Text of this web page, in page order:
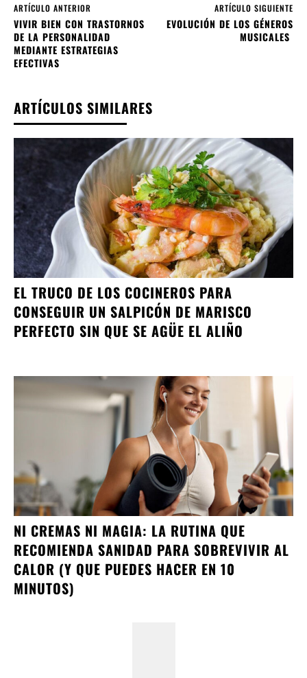
ARTÍCULO ANTERIOR
VIVIR BIEN CON TRASTORNOS
DE LA PERSONALIDAD
MEDIANTE ESTRATEGIAS
EFECTIVAS
ARTÍCULO SIGUIENTE
EVOLUCIÓN DE LOS GÉNEROS
MUSICALES
ARTÍCULOS SIMILARES
EL TRUCO DE LOS COCINEROS PARA
CONSEGUIR UN SALPICÓN DE MARISCO
PERFECTO SIN QUE SE AGÜE EL ALIÑO
NI CREMAS NI MAGIA: LA RUTINA QUE
RECOMIENDA SANIDAD PARA SOBREVIVIR AL
CALOR (Y QUE PUEDES HACER EN 10
MINUTOS)